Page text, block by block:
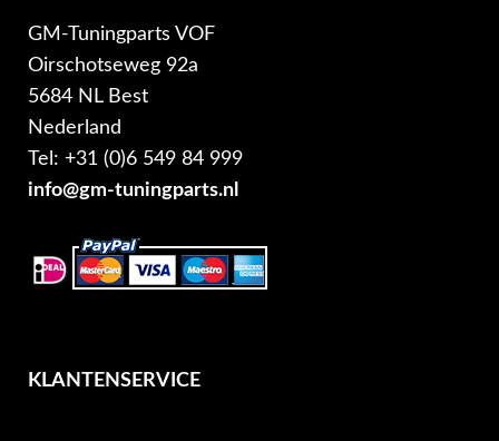
GM-Tuningparts VOF
Oirschotseweg 92a
5684 NL Best
Nederland
Tel: +31 (0)6 549 84 999
info@gm-tuningparts.nl
KLANTENSERVICE